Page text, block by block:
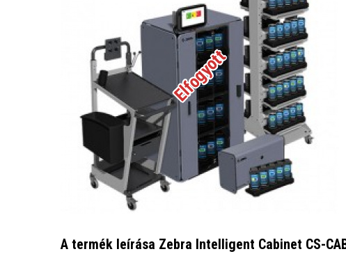
Elfogyott
A termék leírása Zebra Intelligent Cabinet CS-